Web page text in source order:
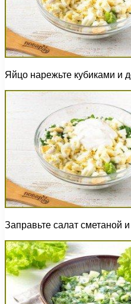
Яйцо нарежьте кубиками и
Заправьте салат сметаной